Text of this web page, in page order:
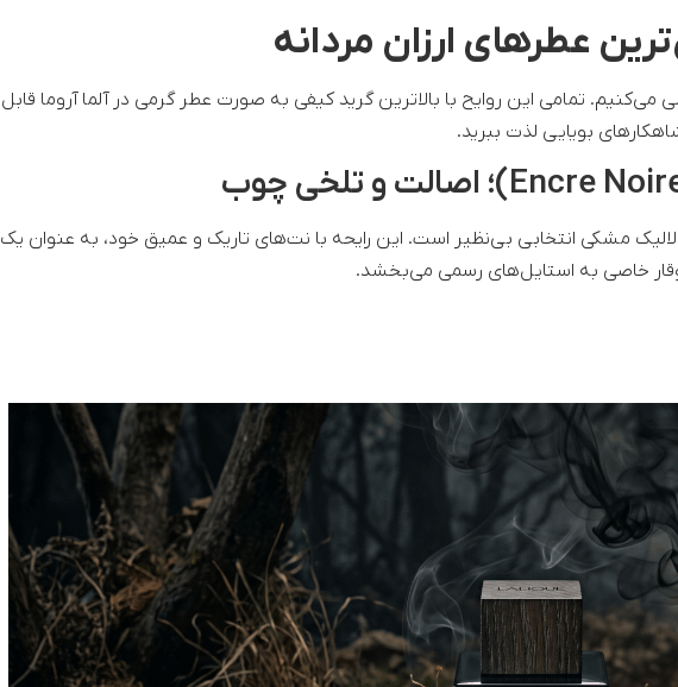
عطرهای ارزان مردانه
بررسی می‌کنیم. تمامی این روایح با بالاترین گرید کیفی به صورت عطر گرمی در آلما آروما قابل
بویایی لذت ببرید.
مشکی انتخابی بی‌نظیر است. این رایحه با نت‌های تاریک و عمیق خود، به عنوان یک
خاصی به استایل‌های رسمی می‌بخشد.